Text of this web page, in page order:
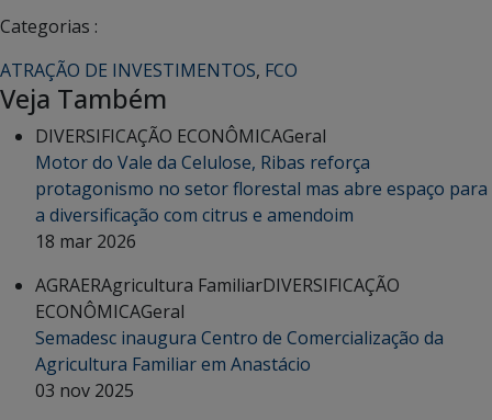
Categorias :
ATRAÇÃO DE INVESTIMENTOS, FCO
Veja Também
DIVERSIFICAÇÃO ECONÔMICAGeral
Motor do Vale da Celulose, Ribas reforça
protagonismo no setor florestal mas abre espaço para
a diversificação com citrus e amendoim
18 mar 2026
AGRAERAgricultura FamiliarDIVERSIFICAÇÃO
ECONÔMICAGeral
Semadesc inaugura Centro de Comercialização da
Agricultura Familiar em Anastácio
03 nov 2025